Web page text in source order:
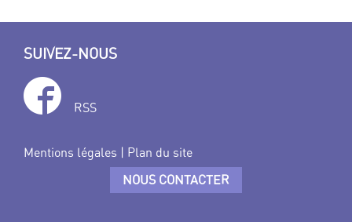
SUIVEZ-NOUS
RSS
Mentions légales | Plan du site
NOUS CONTACTER